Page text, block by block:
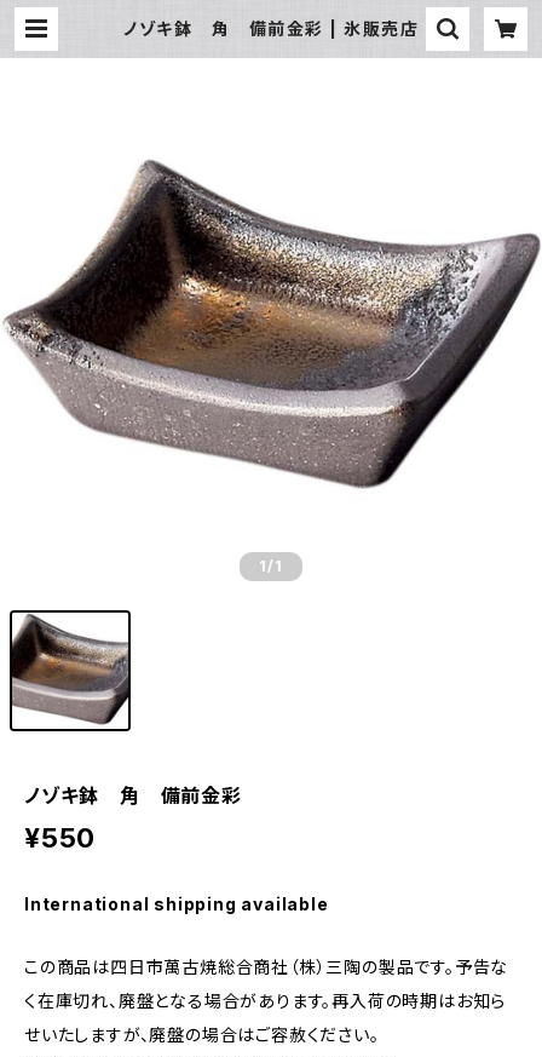
ノゾキ鉢 角 備前金彩 | 氷販売店
1 /1
ノゾキ鉢 角 備前金彩
¥550
International shipping available
この商品は四日市萬古焼総合商社（株）三陶の製品です。予告な
く在庫切れ、廃盤となる場合があります。再入荷の時期はお知ら
せいたしますが、廃盤の場合はご容赦ください。